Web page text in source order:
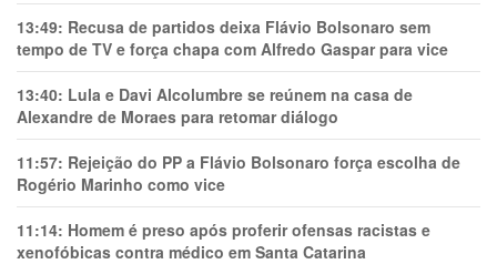
13:49: Recusa de partidos deixa Flávio Bolsonaro sem
tempo de TV e força chapa com Alfredo Gaspar para vice
13:40: Lula e Davi Alcolumbre se reúnem na casa de
Alexandre de Moraes para retomar diálogo
11:57: Rejeição do PP a Flávio Bolsonaro força escolha de
Rogério Marinho como vice
11:14: Homem é preso após proferir ofensas racistas e
xenofóbicas contra médico em Santa Catarina